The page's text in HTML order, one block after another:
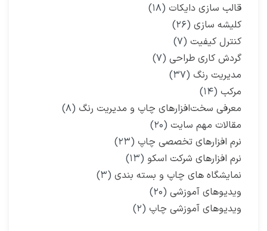
قالب سازی دایکات (۱۸)
کلیشه سازی (۲۶)
کنترل کیفیت (۷)
گردش کاری طراحی (۷)
مدیریت رنگ (۳۷)
مرکب (۱۴)
معرفی سخت‌افزارهای چاپ و مدیریت رنگ (۸)
مقالات مهم سایت (۲۰)
نرم افزارهای تخصصی چاپ (۲۳)
نرم افزارهای شرکت اسکو (۱۳)
نمایشگاه‌ های چاپ و بسته بندی (۳)
ویدیوهای آموزشی (۲۰)
ویدیوهای آموزشی چاپ (۲)